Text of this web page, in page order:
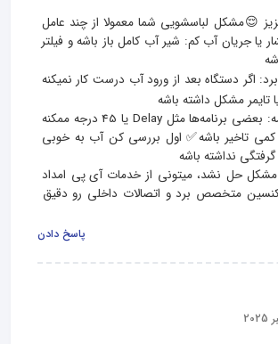
😌مشکل لباسشویی شما معمولا از چند عامل
یا جریان آب کم: شیر آب کامل باز باشه و فیلتر
برد: اگر دستگاه بعد از ورود آب درست کار نمیکنه
💡 تنظیمات برنامه: بعضی برنامه‌ها مثل Delay یا 45 درجه ممکنه
تاخیر باشه✅ اول بررسی کن آب به خوبی
✅ اگر با این کار مشکل حل نشد، میتونی از خدمات آی‌ پی امداد
متخصص برد و اتصالات داخلی رو دقیق
پاسخ دادن